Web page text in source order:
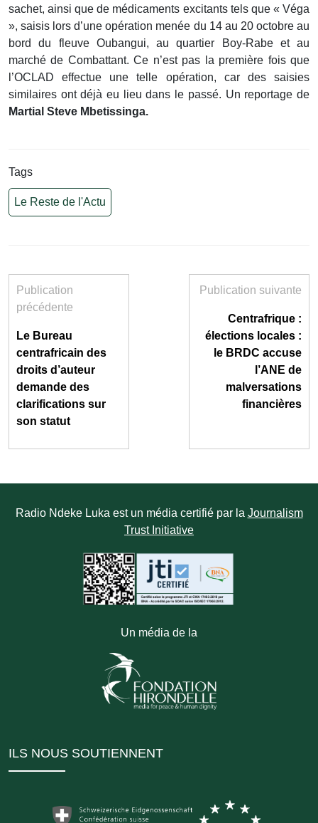
sachet, ainsi que de médicaments excitants tels que « Véga
», saisis lors d’une opération menée du 14 au 20 octobre au
bord du fleuve Oubangui, au quartier Boy-Rabe et au
marché de Combattant. Ce n’est pas la première fois que
l’OCLAD effectue une telle opération, car des saisies
similaires ont déjà eu lieu dans le passé. Un reportage de
Martial Steve Mbetissinga.
Tags
Le Reste de l'Actu
Publication
précédente
Le Bureau
centrafricain des
droits d’auteur
demande des
clarifications sur
son statut
Publication suivante
Centrafrique :
élections locales :
le BRDC accuse
l’ANE de
malversations
financières
Radio Ndeke Luka est un média certifié par la Journalism
Trust Initiative
Un média de la
ILS NOUS SOUTIENNENT